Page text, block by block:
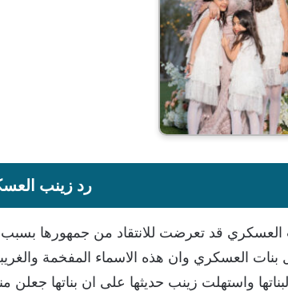
رد زينب
قد تعرضت للانتقاد من جمهورها بسبب
بنات العسكري وان هذه الاسماء المفخمة
واستهلت زينب حديثها على ان بناتها جعلن